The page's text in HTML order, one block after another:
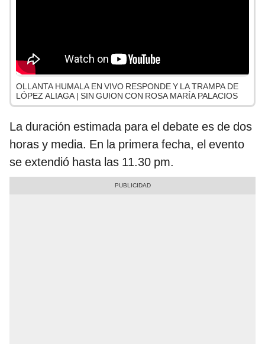
OLLANTA HUMALA EN VIVO RESPONDE Y LA TRAMPA DE
LÓPEZ ALIAGA | SIN GUION CON ROSA MARÍA PALACIOS
La duración estimada para el debate es de dos
horas y media. En la primera fecha, el evento
se extendió hasta las 11.30 pm.